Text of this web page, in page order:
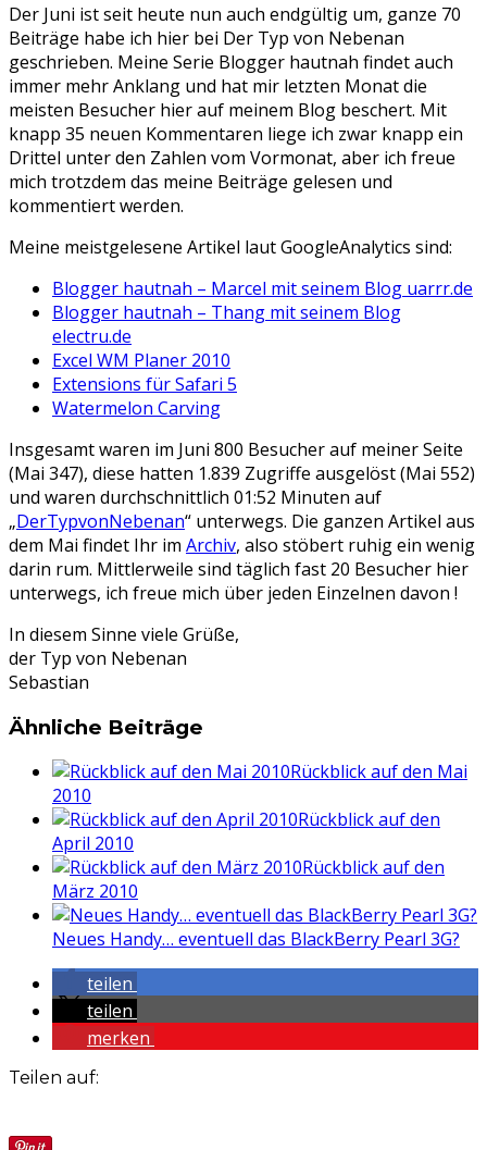
Der Juni ist seit heute nun auch endgültig um, ganze 70
Beiträge habe ich hier bei Der Typ von Nebenan
geschrieben. Meine Serie Blogger hautnah findet auch
immer mehr Anklang und hat mir letzten Monat die
meisten Besucher hier auf meinem Blog beschert. Mit
knapp 35 neuen Kommentaren liege ich zwar knapp ein
Drittel unter den Zahlen vom Vormonat, aber ich freue
mich trotzdem das meine Beiträge gelesen und
kommentiert werden.
Meine meistgelesene Artikel laut GoogleAnalytics sind:
Blogger hautnah – Marcel mit seinem Blog uarrr.de
Blogger hautnah – Thang mit seinem Blog
electru.de
Excel WM Planer 2010
Extensions für Safari 5
Watermelon Carving
Insgesamt waren im Juni 800 Besucher auf meiner Seite
(Mai 347), diese hatten 1.839 Zugriffe ausgelöst (Mai 552)
und waren durchschnittlich 01:52 Minuten auf
„DerTypvonNebenan“ unterwegs. Die ganzen Artikel aus
dem Mai findet Ihr im Archiv, also stöbert ruhig ein wenig
darin rum. Mittlerweile sind täglich fast 20 Besucher hier
unterwegs, ich freue mich über jeden Einzelnen davon !
In diesem Sinne viele Grüße,
der Typ von Nebenan
Sebastian
Ähnliche Beiträge
Rückblick auf den Mai
2010
Rückblick auf den
April 2010
Rückblick auf den
März 2010
Neues Handy… eventuell das BlackBerry Pearl 3G?
teilen
teilen
merken
Teilen auf: